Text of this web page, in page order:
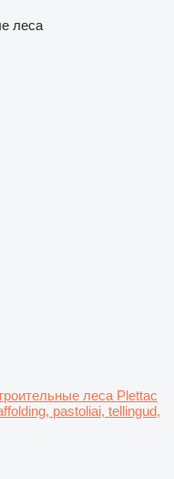
леса
леса Plettac
pastoliai, tellingud,